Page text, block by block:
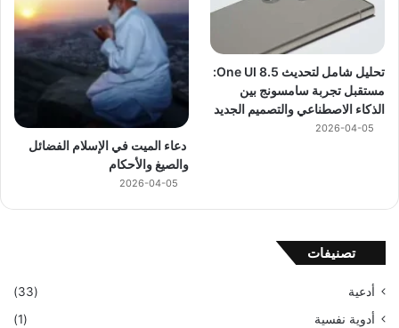
تحليل شامل لتحديث One UI 8.5:
مستقبل تجربة سامسونج بين
الذكاء الاصطناعي والتصميم الجديد
2026-04-05
دعاء الميت في الإسلام الفضائل
والصيغ والأحكام
2026-04-05
تصنيفات
أدعية
(33)
أدوية نفسية
(1)